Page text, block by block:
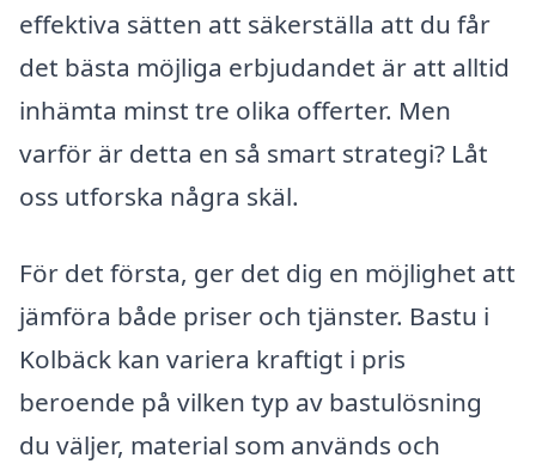
effektiva sätten att säkerställa att du får
det bästa möjliga erbjudandet är att alltid
inhämta minst tre olika offerter. Men
varför är detta en så smart strategi? Låt
oss utforska några skäl.
För det första, ger det dig en möjlighet att
jämföra både priser och tjänster. Bastu i
Kolbäck kan variera kraftigt i pris
beroende på vilken typ av bastulösning
du väljer, material som används och